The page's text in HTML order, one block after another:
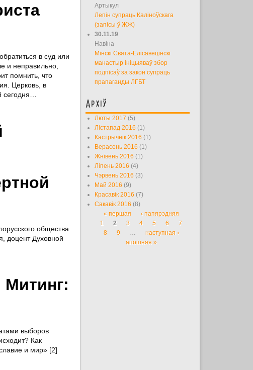
в суд или
и неправильно,
помнить, что
Церковь, в
общества
доцент Духовной
выборов
Как
и мир» [2]
Артыкул
Лепін супраць Каліноўскага
(запісы ў ЖЖ)
30.11.19
Навіна
Мінскі Свята-Елісавецінскі
манастыр ініцыяваў збор
подпісаў за закон супраць
прапаганды ЛГБТ
Архіў
Люты 2017 (5)
Лістапад 2016 (1)
Кастрычнік 2016 (1)
Верасень 2016 (1)
Жнівень 2016 (1)
Ліпень 2016 (4)
Чэрвень 2016 (3)
Май 2016 (9)
Красавік 2016 (7)
Сакавік 2016 (8)
Старонкі
« першая
‹ папярэдняя
1
2 3 4 5 6
7
8
9 …
наступная ›
апошняя »